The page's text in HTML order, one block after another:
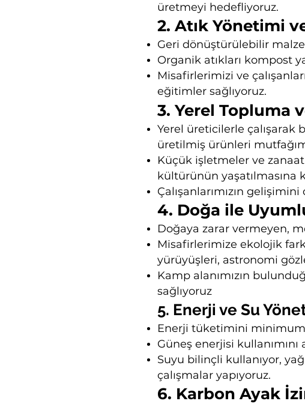
üretmeyi hedefliyoruz.
2. Atık Yönetimi
Geri dönüştürülebilir
Organik atıkları kompost
Misafirlerimizi ve
eğitimler sağlıyoruz.
3. Yerel Topluma
Yerel üreticilerle
üretilmiş ürünleri
Küçük işletmeler ve
kültürünün yaşatılmasına
Çalışanlarımızın
4. Doğa ile
Doğaya zarar vermeyen,
Misafirlerimize ekolojik
yürüyüşleri, astronomi
Kamp alanımızın
sağlıyoruz
5. Enerji ve Su
Enerji tüketimini
Güneş enerjisi
Suyu bilinçli kullanıyor,
çalışmalar yapıyoruz.
6. Karbon Ayak